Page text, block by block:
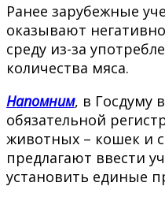
Ранее зарубежные
оказывают
среду из-за
количества мяса.
Напомним, в Госдуму
обязательной
животных – кошек и
предлагают ввести
установить единые